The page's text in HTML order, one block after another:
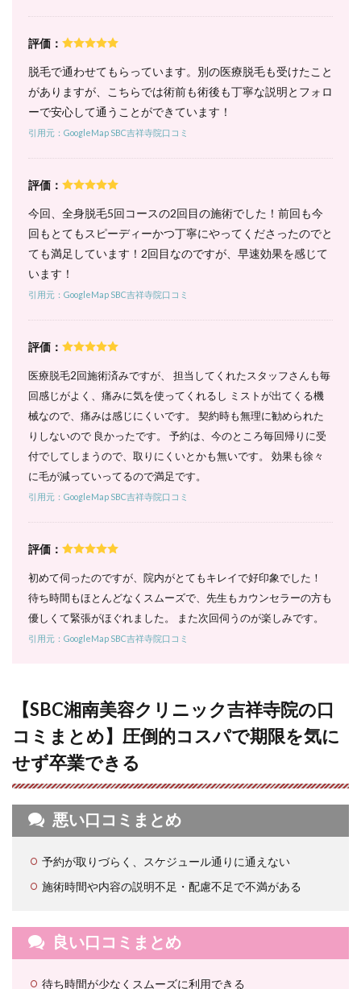
｜顔
緒に
した
い人
は時
短で
施術
6.3
3. 全
身＋
VIOコ
ース
も一
緒に
した
は時
施術
でき
る
6.4
4. 全身
コース
（顔・
VIO除
気軽に
毛を始
人にお
すすめ
6.5
5. 個
料金
軽に
全身
脱毛
を始
い人
にお
すす
め
7
美容
クリ
祥寺
評価：
脱毛で通わせてもらっています。別の医療脱毛も受けたこと
がありますが、こちらでは術前も術後も丁寧な説明とフォロ
ーで安心して通うことができています！
引用元：GoogleMap SBC吉祥寺院口コミ
評価：
今回、全身脱毛5回コースの2回目の施術でした！前回も今
回もとてもスピーディーかつ丁寧にやってくださったのでと
ても満足しています！2回目なのですが、早速効果を感じて
います！
引用元：GoogleMap SBC吉祥寺院口コミ
評価：
医療脱毛2回施術済みですが、 担当してくれたスタッフさんも毎
回感じがよく、痛みに気を使ってくれるし ミストが出てくる機
械なので、痛みは感じにくいです。 契約時も無理に勧められた
りしないので 良かったです。 予約は、今のところ毎回帰りに受
付でしてしまうので、取りにくいとかも無いです。 効果も徐々
に毛が減っていってるので満足です。
引用元：GoogleMap SBC吉祥寺院口コミ
評価：
初めて伺ったのですが、院内がとてもキレイで好印象でした！
待ち時間もほとんどなくスムーズで、先生もカウンセラーの方も
優しくて緊張がほぐれました。 また次回伺うのが楽しみです。
引用元：GoogleMap SBC吉祥寺院口コミ
【SBC湘南美容クリニック吉祥寺院の口
コミまとめ】圧倒的コスパで期限を気に
せず卒業できる
悪い口コミまとめ
予約が取りづらく、スケジュール通りに通えない
施術時間や内容の説明不足・配慮不足で不満がある
良い口コミまとめ
待ち時間が少なくスムーズに利用できる